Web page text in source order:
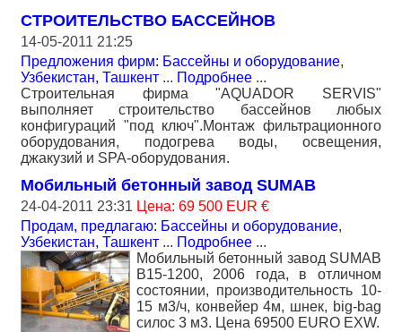
СТРОИТЕЛЬСТВО БАССЕЙНОВ
14-05-2011 21:25
Предложения фирм: Бассейны и оборудование,
Узбекистан, Ташкент ... Подробнее ...
Строительная фирма "AQUADOR SERVIS"
выполняет строительство бассейнов любых
конфигураций "под ключ".Монтаж фильтрационного
оборудования, подогрева воды, освещения,
джакузий и SPA-оборудования.
Мобильный бетонный завод SUMAB
24-04-2011 23:31 Цена: 69 500 EUR €
Продам, предлагаю: Бассейны и оборудование,
Узбекистан, Ташкент ... Подробнее ...
Мобильный бетонный завод SUMAB
B15-1200, 2006 года, в отличном
состоянии, производительность 10-
15 м3/ч, конвейер 4м, шнек, big-bag
силос 3 м3. Цена 69500 EURO EXW.